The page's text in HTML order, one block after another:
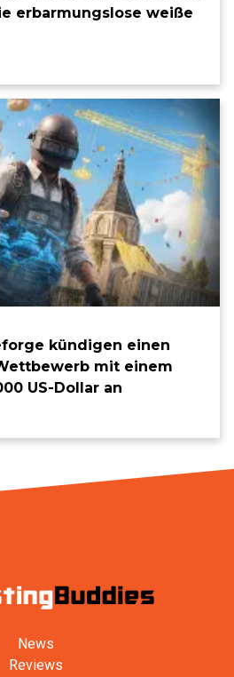
erbarmungslose weiße
kündigen einen
mit einem
US-Dollar an
News
Reviews